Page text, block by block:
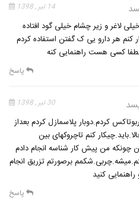
14 تیر , 1398
لاغر و زیر چشام خیلی گود افتاده
کنم هر دارو یی ک گفتن استفاده کردم
کسی هست راهنمایی کنه
پاسخ
30 تیر , 1398
کردم.دوبار پلاسمازل کردم بعداز
کنم تاچروکهای بین
چونکه من پیش کار شناسه انجام دادم
برصورتم تزریق انجام
کنید
پاسخ